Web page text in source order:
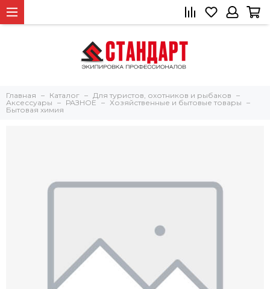
Главная Каталог
Для туристов, охотников и рыбаков
Аксессуары
РАЗНОЕ
Хозяйственные и бытовые товары
Бытовая химия